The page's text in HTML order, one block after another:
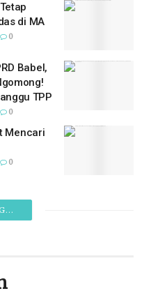
di MA
0
Babel,
TPP
0
Mencari
0